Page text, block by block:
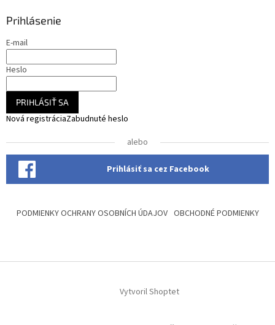
Prihlásenie
E-mail
Heslo
PRIHLÁSIŤ SA
Nová registráciaZabudnuté heslo
alebo
Prihlásiť sa cez Facebook
PODMIENKY OCHRANY OSOBNÍCH ÚDAJOV OBCHODNÉ PODMIENKY
Vytvoril Shoptet